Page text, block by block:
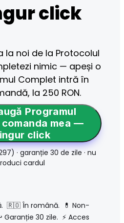
click
la noi de la Protocolul
nimic — apeși o
Complet intră în
la 250 RON.
Programul
mea —
click
· garanție 30 de zile · nu
cardul
🇷🇴 În română.  💊 Non-
30 zile.  ⚡ Acces